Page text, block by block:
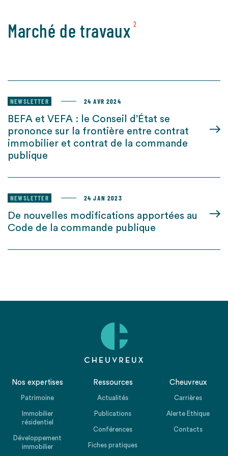
Marché de travaux 2
NEWSLETTER 24 AVR 2024
BEFA et VEFA : le Conseil d’État se
prononce sur la frontière entre contrat
immobilier et contrat de la commande
publique
NEWSLETTER 24 JAN 2023
De nouvelles modifications apportées au
Code de la commande publique
Nos expertises
Patrimoine
Immobilier
résidentiel
Développement
immobilier
Ressources
Actualités
Publications
Conférences
Fiches pratiques
Cheuvreux
Carrières
Alerte Ethique
Contacts